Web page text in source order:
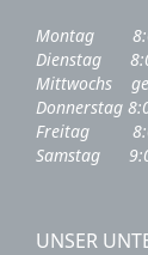
Montag
Dienstag
Mittwochs
Donnerstag
Freitag
Samstag
UNSER